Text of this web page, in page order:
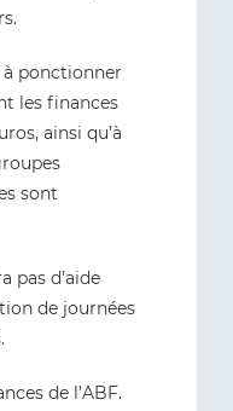
à ponctionner
les finances
ainsi qu’à
sont
pas d’aide
de journées
de l’ABF.